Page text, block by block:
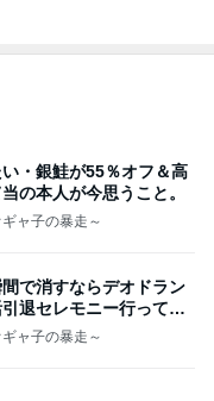
・銀鮭が55％オフ＆高
の本人が今思うこと。
ャ子の暴走～
間で消すならデオドラン
退セレモニー行ってき
ャ子の暴走～